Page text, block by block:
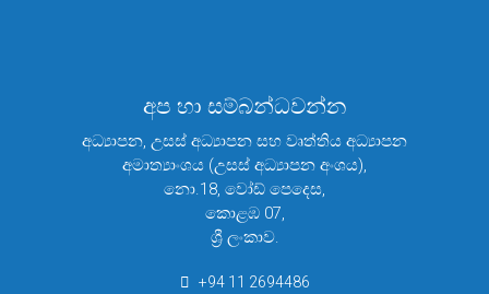
අප හා සම්බන්ධවන්න
අධ්‍යාපන, උසස් අධ්‍යාපන සහ වෘත්තිය අධ්‍යාපන
අමාත්‍යාංශය (උසස් අධ්‍යාපන අංශය),
නො.18, වෝඩ් පෙදෙස,
කොළඹ 07,
ශ්‍රී ලංකාව.
+94 11 2694486